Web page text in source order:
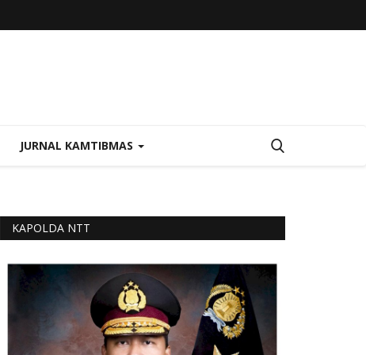
JURNAL KAMTIBMAS
KAPOLDA NTT